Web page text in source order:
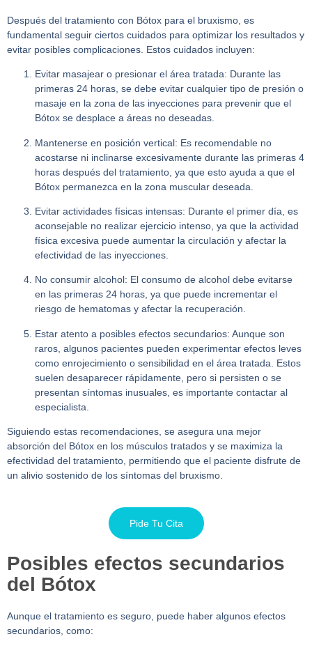
Después del tratamiento con Bótox para el bruxismo, es
fundamental seguir ciertos cuidados para optimizar los resultados y
evitar posibles complicaciones. Estos cuidados incluyen:
Evitar masajear o presionar el área tratada: Durante las
primeras 24 horas, se debe evitar cualquier tipo de presión o
masaje en la zona de las inyecciones para prevenir que el
Bótox se desplace a áreas no deseadas.
Mantenerse en posición vertical: Es recomendable no
acostarse ni inclinarse excesivamente durante las primeras 4
horas después del tratamiento, ya que esto ayuda a que el
Bótox permanezca en la zona muscular deseada.
Evitar actividades físicas intensas: Durante el primer día, es
aconsejable no realizar ejercicio intenso, ya que la actividad
física excesiva puede aumentar la circulación y afectar la
efectividad de las inyecciones.
No consumir alcohol: El consumo de alcohol debe evitarse
en las primeras 24 horas, ya que puede incrementar el
riesgo de hematomas y afectar la recuperación.
Estar atento a posibles efectos secundarios: Aunque son
raros, algunos pacientes pueden experimentar efectos leves
como enrojecimiento o sensibilidad en el área tratada. Estos
suelen desaparecer rápidamente, pero si persisten o se
presentan síntomas inusuales, es importante contactar al
especialista.
Siguiendo estas recomendaciones, se asegura una mejor
absorción del Bótox en los músculos tratados y se maximiza la
efectividad del tratamiento, permitiendo que el paciente disfrute de
un alivio sostenido de los síntomas del bruxismo.
Pide Tu Cita
Posibles efectos secundarios
del Bótox
Aunque el tratamiento es seguro, puede haber algunos efectos
secundarios, como: